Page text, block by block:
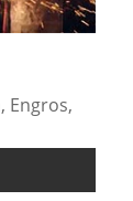
Engros,